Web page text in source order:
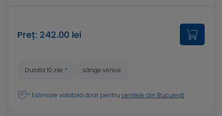
Preț: 242.00 lei
Durata 10 zile * sânge venos
* Estimare valabilă doar pentru centrele din București